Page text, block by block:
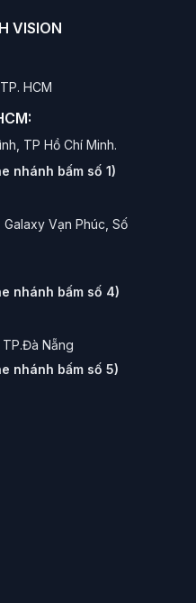
VISION
HCM
TP Hồ Chí Minh.
nhánh bấm số 1)
Vạn Phúc, Số
nhánh bấm số 4)
Nẵng
nhánh bấm số 5)